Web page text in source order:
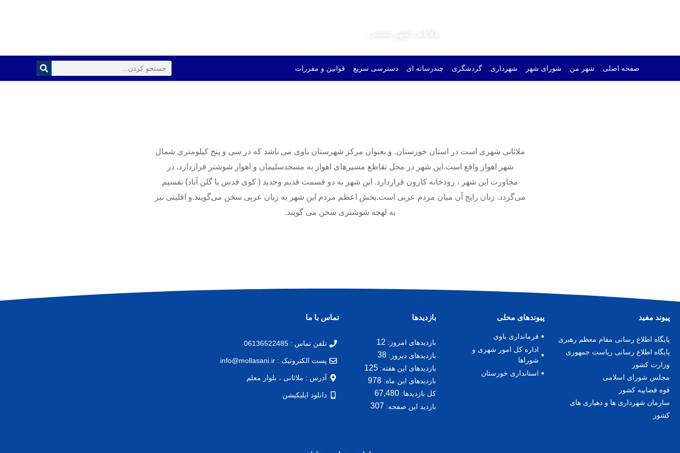
صفحه اصلی شهر من شورای شهر شهرداری گردشگری چندرسانه ای دسترسی سریع قوانین و مقررات
ملاثانی شهری است در استان خوزستان. و بعنوان مرکز شهرستان باوی می باشد که در سی و پنج کیلومتری شمال
شهر اهواز واقع است.این شهر در محل تقاطع مسیرهای اهواز به مسجدسلیمان و اهواز شوشتر قراردارد. در
مجاورت این شهر ، رودخانه کارون قراردارد. این شهر به دو قسمت قدیم وجدید ( کوی قدس یا گلن آباد) تقسیم
می‌گردد. زبان رایج آن میان مردم عربی است.بخش اعظم مردم این شهر به زبان عربی سخن می‌گویند.و اقلیتی نیز
به لهجه شوشتری سخن می گویند.
پیوند مفید
پایگاه اطلاع رسانی مقام معظم رهبری
پایگاه اطلاع رسانی ریاست جمهوری
وزارت کشور
مجلس شورای اسلامی
قوه قضاییه کشور
سازمان شهرداری ها و دهیاری های
کشور
پیوندهای محلی
فرمانداری باوی
اداره کل امور شهری و
شوراها
استانداری خوزستان
بازدیدها
بازدیدهای امروز: 12
بازدیدهای دیروز: 38
بازدیدهای این هفته: 125
بازدیدهای این ماه: 978
کل بازدیدها: 67,480
بازدید این صفحه: 307
تماس با ما
تلفن تماس : 06136522485
پست الکترونیک : info@mollasani.ir
آدرس : ملاثانی ، بلوار معلم
دانلود اپلیکیشن